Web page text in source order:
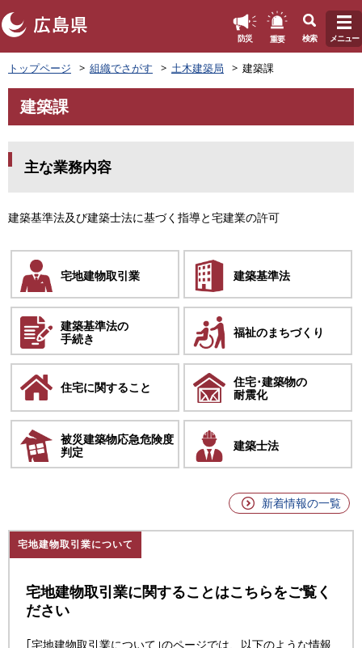
ペ
ー
ジ
先
防災 重要 検索 メニュー
トップページ 組織でさがす 土木建築局 建築課
文
建築課
主な業務内容
建築基準法及び建築士法に基づく指導と宅建業の許可
宅地建物取引業 建築基準法
建築基準法の
手続き
福祉のまちづくり
住宅に関すること
住宅･建築物の
耐震化
被災建築物応急危険度
判定
建築士法
新着情報の一覧
宅地建物取引業について
宅地建物取引業に関することはこちらをご覧く
ださい
｢宅地建物取引業について｣のページでは、以下のような情報